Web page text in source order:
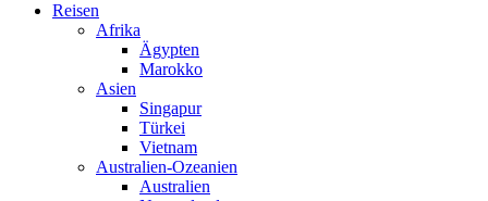
Reisen
Afrika
Ägypten
Marokko
Asien
Singapur
Türkei
Vietnam
Australien-Ozeanien
Australien